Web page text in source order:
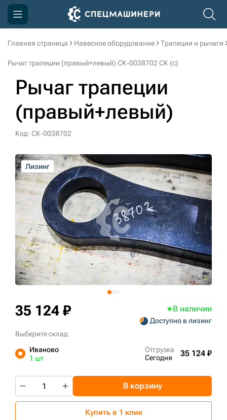
Главная страница Навесное оборудование Трапеции и рычаги
Рычаг трапеции (правый+левый) СК-0038702 СК (c)
Рычаг трапеции
(правый+левый)
Код: СК-0038702
Лизинг
Лизинг
Лизинг
35 124 ₽ В наличии
Доступно в лизинг
Выберите склад
Иваново
1 шт
Отгрузка
Сегодня
35 124 ₽
В корзину
Купить в 1 клик
Компания
Доставка и оплата
Информация
Контакты
3D тур по производству
3D тур по складам
sksale@skdst.ru
+7 (499) 394-50-93